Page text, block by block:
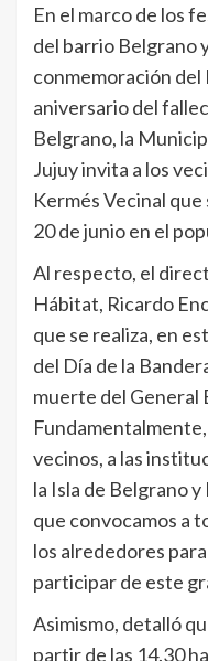
En el marco de los
del barrio Belgrano
conmemoración del
aniversario del
Belgrano, la
Jujuy invita a los
Kermés Vecinal
20 de junio en el
Al respecto, el
Hábitat, Ricardo
que se realiza, en
del Día de la
muerte del General
vecinos, a las
la Isla de Belgrano
que convocamos a
los alrededores
participar de este
Asimismo, detalló
partir de las 14.30